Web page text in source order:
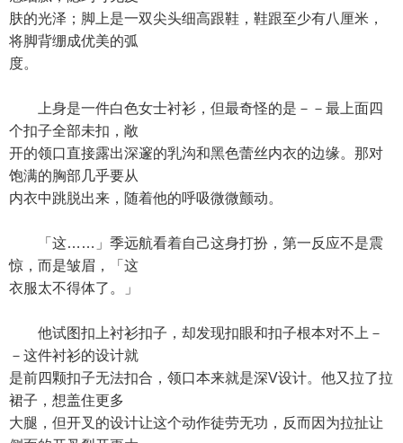
肤的光泽；脚上是一双尖头细高跟鞋，鞋跟至少有八厘米，
将脚背绷成优美的弧
度。
上身是一件白色女士衬衫，但最奇怪的是－－最上面四
个扣子全部未扣，敞
开的领口直接露出深邃的乳沟和黑色蕾丝内衣的边缘。那对
饱满的胸部几乎要从
内衣中跳脱出来，随着他的呼吸微微颤动。
「这……」季远航看着自己这身打扮，第一反应不是震
惊，而是皱眉，「这
衣服太不得体了。」
他试图扣上衬衫扣子，却发现扣眼和扣子根本对不上－
－这件衬衫的设计就
是前四颗扣子无法扣合，领口本来就是深V设计。他又拉了拉
裙子，想盖住更多
大腿，但开叉的设计让这个动作徒劳无功，反而因为拉扯让